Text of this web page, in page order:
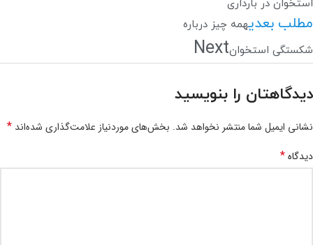
استخوان در بارداری
مطلب بعدیهمه چیز درباره
شکستگی استخوانNext
دیدگاهتان را بنویسید
نشانی ایمیل شما منتشر نخواهد شد. بخش‌های موردنیاز علامت‌گذاری شده‌اند *
دیدگاه*